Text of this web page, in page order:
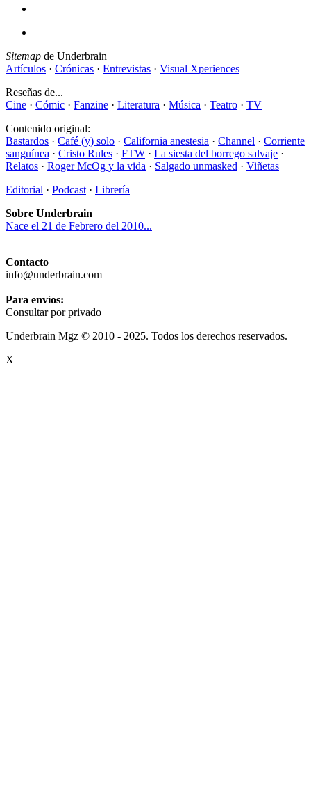
Sitemap de Underbrain
Artículos · Crónicas · Entrevistas · Visual Xperiences
Reseñas de...
Cine · Cómic · Fanzine · Literatura · Música · Teatro · TV
Contenido original:
Bastardos · Café (y) solo · California anestesia · Channel · Corriente
sanguínea · Cristo Rules · FTW · La siesta del borrego salvaje ·
Relatos · Roger McOg y la vida · Salgado unmasked · Viñetas
Editorial · Podcast · Librería
Sobre Underbrain
Nace el 21 de Febrero del 2010...
Contacto
info@underbrain.com
Para envíos:
Consultar por privado
Underbrain Mgz © 2010 - 2025. Todos los derechos reservados.
X